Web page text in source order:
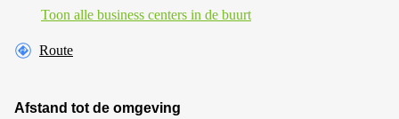
Toon alle business centers in de buurt
Route
Afstand tot de omgeving